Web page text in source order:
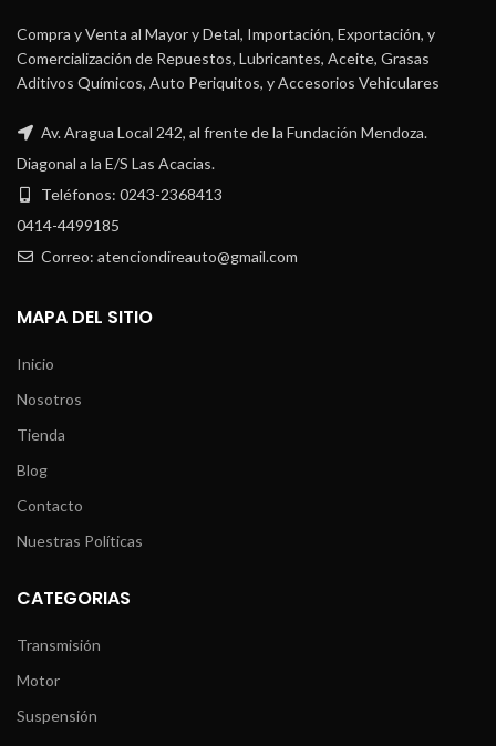
Compra y Venta al Mayor y Detal, Importación, Exportación, y
Comercialización de Repuestos, Lubricantes, Aceite, Grasas
Aditivos Químicos, Auto Periquitos, y Accesorios Vehiculares
Av. Aragua Local 242, al frente de la Fundación Mendoza.
Diagonal a la E/S Las Acacias.
Teléfonos: 0243-2368413
0414-4499185
Correo: atenciondireauto@gmail.com
MAPA DEL SITIO
Inicio
Nosotros
Tienda
Blog
Contacto
Nuestras Políticas
CATEGORIAS
Transmisión
Motor
Suspensión